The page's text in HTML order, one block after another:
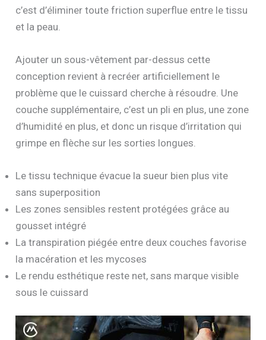
c’est d’éliminer toute friction superflue entre le tissu
et la peau.
Ajouter un sous-vêtement par-dessus cette
conception revient à recréer artificiellement le
problème que le cuissard cherche à résoudre. Une
couche supplémentaire, c’est un pli en plus, une zone
d’humidité en plus, et donc un risque d’irritation qui
grimpe en flèche sur les sorties longues.
Le tissu technique évacue la sueur bien plus vite
sans superposition
Les zones sensibles restent protégées grâce au
gousset intégré
La transpiration piégée entre deux couches favorise
la macération et les mycoses
Le rendu esthétique reste net, sans marque visible
sous le cuissard